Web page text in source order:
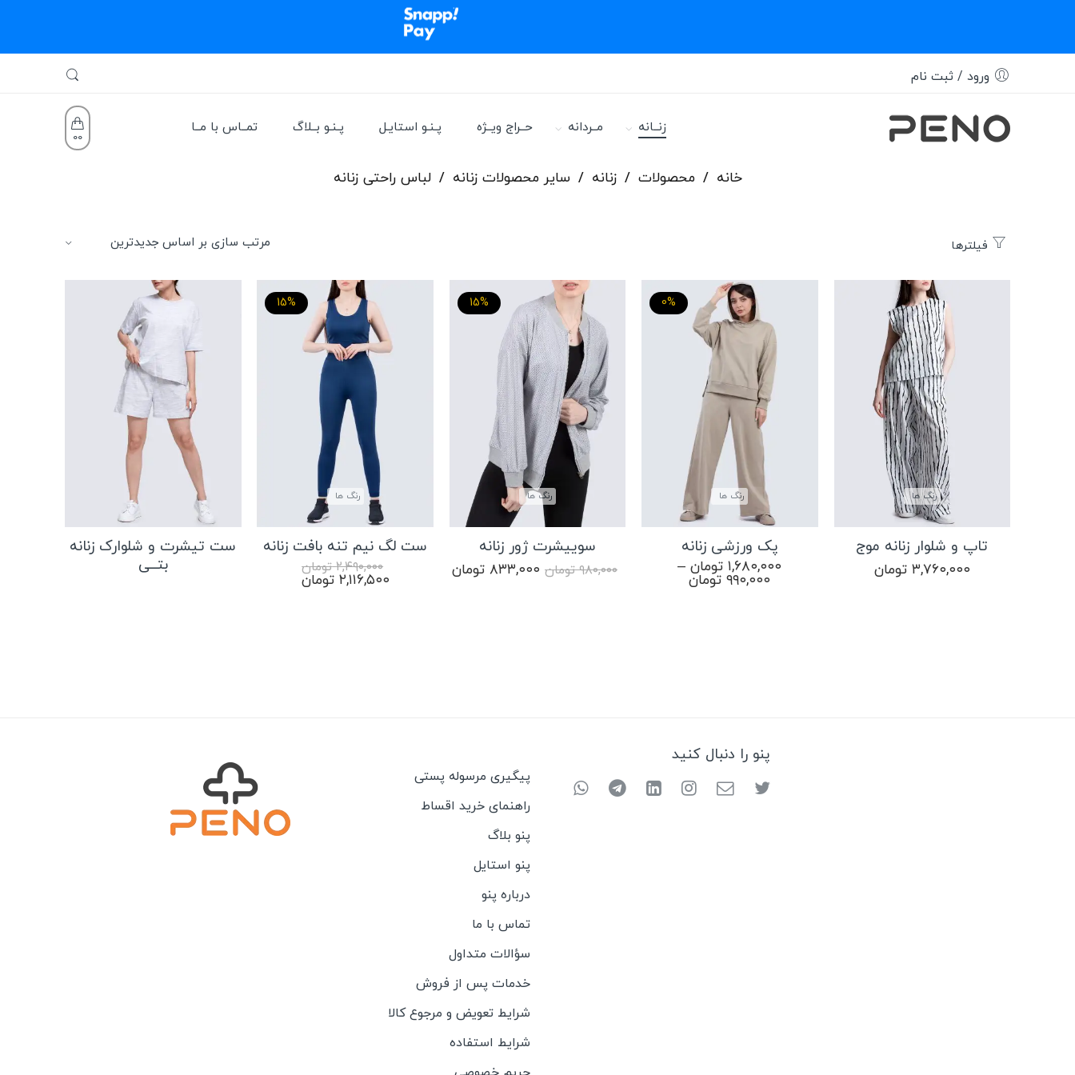
ورود / ثبت نام
زنــانه مــردانه حــراج ویــژه پـنـو استایـل پـنـو بــلاگ تمــاس با مــا
00
خانه / محصولات / زنانه / سایر محصولات زنانه / لباس راحتی زنانه
فیلترها
رنگ ها
تاپ و شلوار زنانه موج
۳,۷۶۰,۰۰۰ تومان
0% آیتم
تاپ
شلوار تک
شلوارک
کراپ تاپ
هودی تک رنگ ها
پک ورزشی زنانه
۱,۶۸۰,۰۰۰ تومان –
۹۹۰,۰۰۰ تومانPrice
range:
15%
رنگ ها
سوییشرت ژور زنانه
۹۸۰,۰۰۰ تومان قیمت
اصلی:
۸۳۳,۰۰۰ تومانقیمت
15%
رنگ ها
ست لگ نیم تنه بافت زنانه
۲,۴۹۰,۰۰۰ تومان
قیمت
اصلی:
۲,۱۱۶,۵۰۰ تومانقیمت
ست تیشرت و شلوارک زنانه
بتــی
پنو را دنبال کنید
پیگیری مرسوله پستی
راهنمای خرید اقساط
پنو بلاگ
پنو استایل
درباره پنو
تماس با ما
سؤالات متداول
خدمات پس از فروش
شرایط تعویض و مرجوع کالا
شرایط استفاده